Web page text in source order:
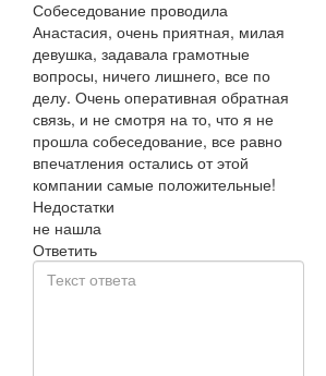
Собеседование проводила
Анастасия, очень приятная, милая
девушка, задавала грамотные
вопросы, ничего лишнего, все по
делу. Очень оперативная обратная
связь, и не смотря на то, что я не
прошла собеседование, все равно
впечатления остались от этой
компании самые положительные!
Недостатки
не нашла
Ответить